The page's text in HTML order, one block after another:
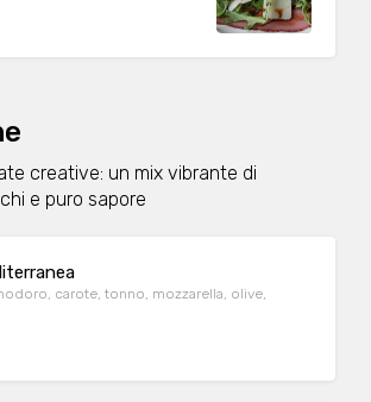
creative: un mix vibrante di
e puro sapore
carote, tonno, mozzarella, olive,